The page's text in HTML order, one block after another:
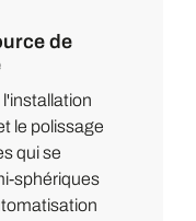
de
le polissage
qui se
sphériques